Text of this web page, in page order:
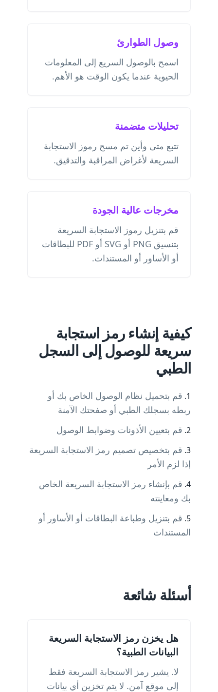
وصول الطوارئ
اسمح بالوصول السريع إلى المعلومات
الحيوية عندما يكون الوقت هو الأهم.
تحليلات متضمنة
تتبع متى وأين تم مسح رموز الاستجابة
السريعة لأغراض المراقبة والتدقيق.
مخرجات عالية الجودة
قم بتنزيل رموز الاستجابة السريعة
بتنسيق PNG أو SVG أو PDF للبطاقات
أو الأساور أو المستندات.
كيفية إنشاء رمز استجابة
سريعة للوصول إلى السجل
الطبي
قم بتحميل نظام الوصول الخاص بك أو
ربطه بسجلك الطبي أو صفحتك الآمنة
قم بتعيين الأذونات وضوابط الوصول
قم بتخصيص تصميم رمز الاستجابة السريعة
إذا لزم الأمر
قم بإنشاء رمز الاستجابة السريعة الخاص
بك ومعاينته
قم بتنزيل وطباعة البطاقات أو الأساور أو
المستندات
أسئلة شائعة
هل يخزن رمز الاستجابة السريعة
البيانات الطبية؟
لا. يشير رمز الاستجابة السريعة فقط
إلى موقع آمن. لا يتم تخزين أي بيانات